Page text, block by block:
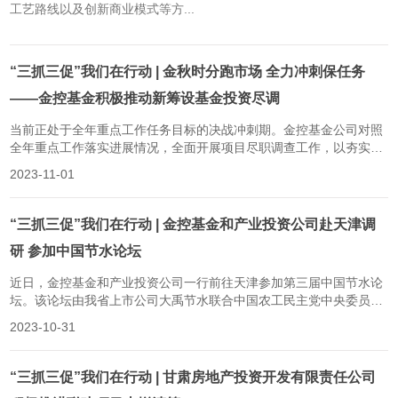
工艺路线以及创新商业模式等方...
“三抓三促”我们在行动 | 金秋时分跑市场 全力冲刺保任务
——金控基金积极推动新筹设基金投资尽调
当前正处于全年重点工作任务目标的决战冲刺期。金控基金公司对照
全年重点工作落实进展情况，全面开展项目尽职调查工作，以夯实四
求。近日，金控基金公司与兰州新区绿色发展私募基金的相关负责人
一同前往兰州新区进行企业调研。在企业园区内，企业负责人详细介
绍了企业目前厂区建设情况、产...
2023-11-01
“三抓三促”我们在行动 | 金控基金和产业投资公司赴天津调
研 参加中国节水论坛
近日，金控基金和产业投资公司一行前往天津参加第三届中国节水论
坛。该论坛由我省上市公司大禹节水联合中国农工民主党中央委员
会，旨在推动节水与高质量发展。在论坛期间，集团党委委员、副总
经理，金控基金、产业投资公司董事长龙飞率领的团队对国家各部委
和行业主管部门的节水产业引导政...
2023-10-31
“三抓三促”我们在行动 | 甘肃房地产投资开发有限责任公司